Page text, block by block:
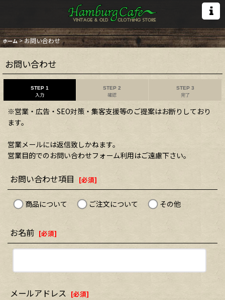
ホーム >お問い合わせ
お問い合わせ
STEP 1
入力
STEP 2
確認
STEP 3
完了
※営業・広告・SEO対策・集客支援等のご提案はお断りしており
ます。
営業メールには返信致しかねます。
営業目的でのお問い合わせフォーム利用はご遠慮下さい。
お問い合わせ項目 [必須]
商品について ご注文について その他
お名前 [必須]
メールアドレス [必須]